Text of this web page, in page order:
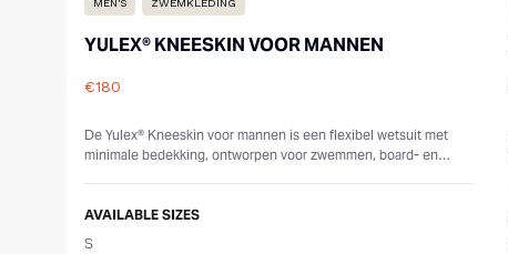
MEN'S ZWEMKLEDING
YULEX® KNEESKIN VOOR MANNEN
€180
De Yulex® Kneeskin voor mannen is een flexibel wetsuit met
minimale bedekking, ontworpen voor zwemmen, board- en
AVAILABLE SIZES
S